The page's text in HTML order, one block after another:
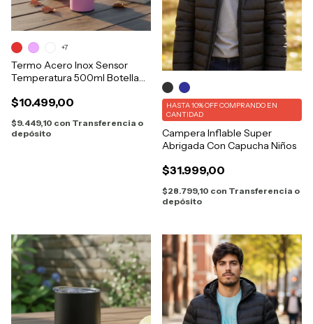
Termo Acero Inox Sensor
Temperatura 500ml Botella
$10.499,00
$9.449,10 con Transferencia o
depósito
+7
Campera Inflable Super
Abrigada Con Capucha Niños
$31.999,00
HASTA 10% OFFCOMPRANDO EN
CANTIDAD
$28.799,10 con Transferencia o
depósito